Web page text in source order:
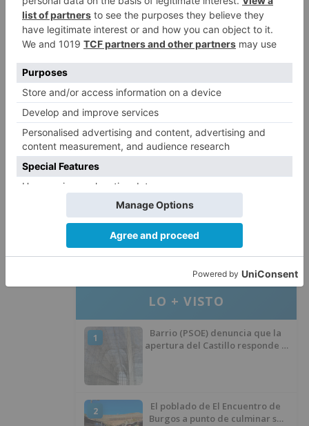
posible. De ellos, 241 han sido avisos por la
búsqueda de personas a las que no localizan
(163) o para ubicar a los propios alertantes
porque están desorientados y no saben
continuar la ruta (78). Además, se han
gestionado 322 incidentes en los que hay que
localizar a la persona que necesita asistencia en
zonas de montaña (176) o de difícil acceso, para
los servicios de emergencia (146).
funcionalidad
localización personas caso emergencia
LO + VISTO
1
Barrio (PSOE) denuncia que la
apertura del Castillo responde a
2
El poblado de El Encuentro de
Burgos a punto de culminar su